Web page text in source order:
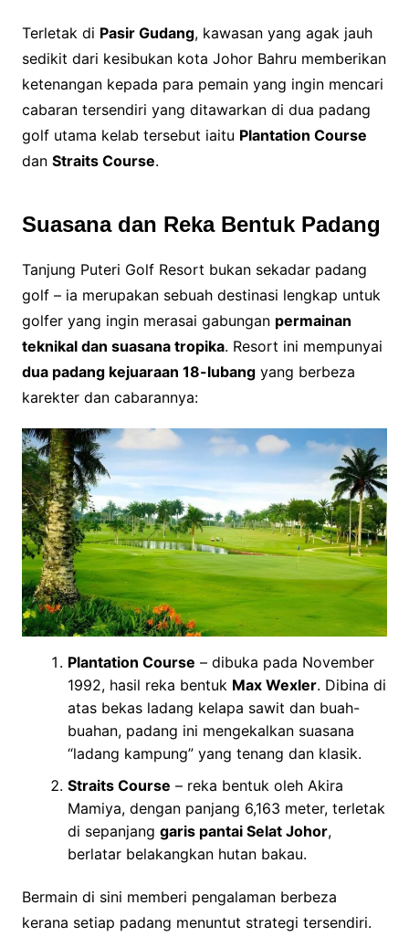
Terletak di Pasir Gudang, kawasan yang agak jauh
sedikit dari kesibukan kota Johor Bahru memberikan
ketenangan kepada para pemain yang ingin mencari
cabaran tersendiri yang ditawarkan di dua padang
golf utama kelab tersebut iaitu Plantation Course
dan Straits Course.
Suasana dan Reka Bentuk Padang
Tanjung Puteri Golf Resort bukan sekadar padang
golf – ia merupakan sebuah destinasi lengkap untuk
golfer yang ingin merasai gabungan permainan
teknikal dan suasana tropika. Resort ini mempunyai
dua padang kejuaraan 18-lubangyang berbeza
karekter dan cabarannya:
Plantation Course – dibuka pada November
1992, hasil reka bentuk Max Wexler. Dibina di
atas bekas ladang kelapa sawit dan buah-
buahan, padang ini mengekalkan suasana
“ladang kampung” yang tenang dan klasik.
Straits Course – reka bentuk oleh Akira
Mamiya, dengan panjang 6,163 meter, terletak
di sepanjang garis pantai Selat Johor,
berlatar belakangkan hutan bakau.
Bermain di sini memberi pengalaman berbeza
kerana setiap padang menuntut strategi tersendiri.